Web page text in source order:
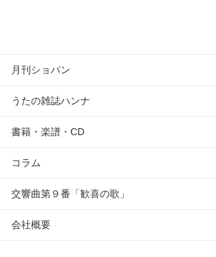
月刊ショパン
うたの雑誌ハンナ
書籍・楽譜・CD
コラム
交響曲第９番「歓喜の歌」
会社概要